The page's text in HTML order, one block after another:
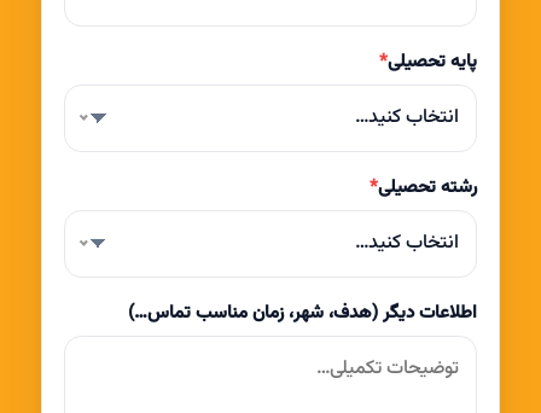
پایه تحصیلی*
انتخاب کنید…
رشته تحصیلی*
انتخاب کنید…
اطلاعات دیگر (هدف، شهر، زمان مناسب تماس…)